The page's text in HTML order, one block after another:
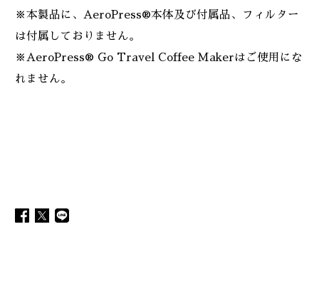
※本製品に、AeroPress®本体及び付属品、フィルター
は付属しておりません。
※AeroPress® Go Travel Coffee Makerはご使用にな
れません。